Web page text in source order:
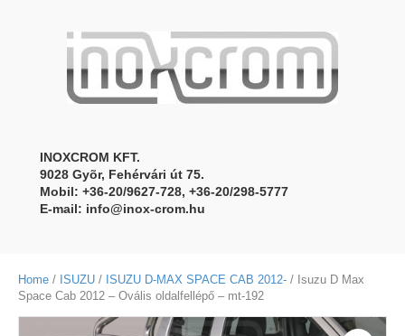
INOXCROM KFT.
9028 Gyõr, Fehérvári út 75.
Mobil: +36-20/9627-728, +36-20/298-5777
E-mail: info@inox-crom.hu
Home / ISUZU / ISUZU D-MAX SPACE CAB 2012- / Isuzu D Max
Space Cab 2012 – Ovális oldalfellépő – mt-192